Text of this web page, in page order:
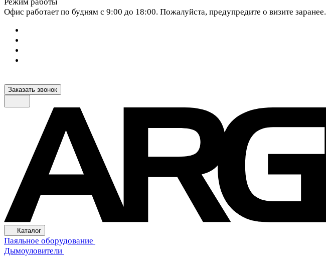
Офис работает по будням с 9:00 до 18:00. Пожалуйста, предупредите о визите заранее.
Заказать звонок
Каталог
Паяльное оборудование
Дымоуловители